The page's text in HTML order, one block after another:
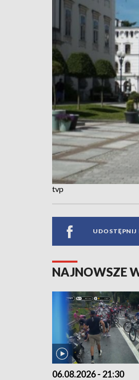
tvp
UDOSTĘPNIJ
NAJNOWSZE
06.08.2026 - 21:30